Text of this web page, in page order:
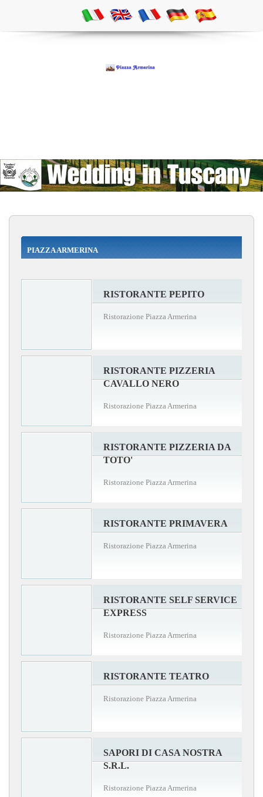
PIAZZA ARMERINA
RISTORANTE PEPITO
Ristorazione Piazza Armerina
RISTORANTE PIZZERIA
CAVALLO NERO
Ristorazione Piazza Armerina
RISTORANTE PIZZERIA DA
TOTO'
Ristorazione Piazza Armerina
RISTORANTE PRIMAVERA
Ristorazione Piazza Armerina
RISTORANTE SELF SERVICE
EXPRESS
Ristorazione Piazza Armerina
RISTORANTE TEATRO
Ristorazione Piazza Armerina
SAPORI DI CASA NOSTRA
S.R.L.
Ristorazione Piazza Armerina